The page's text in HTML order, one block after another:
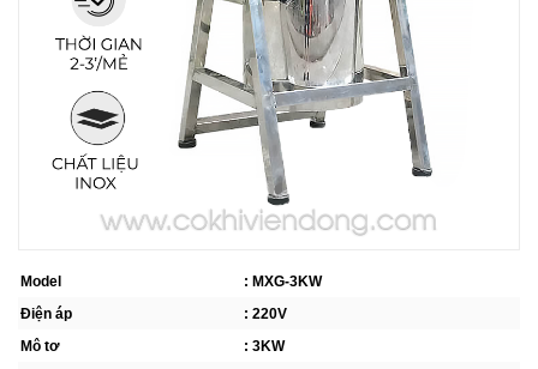
Model
: MXG-3KW
Điện áp
: 220V
Mô tơ
: 3KW
THIẾT BỊ LÀM BÁNH
MÁY ĐÓNG GÓI THỰC PHẨM
THIẾT BỊ LẠNH
UNCATEGORIZED